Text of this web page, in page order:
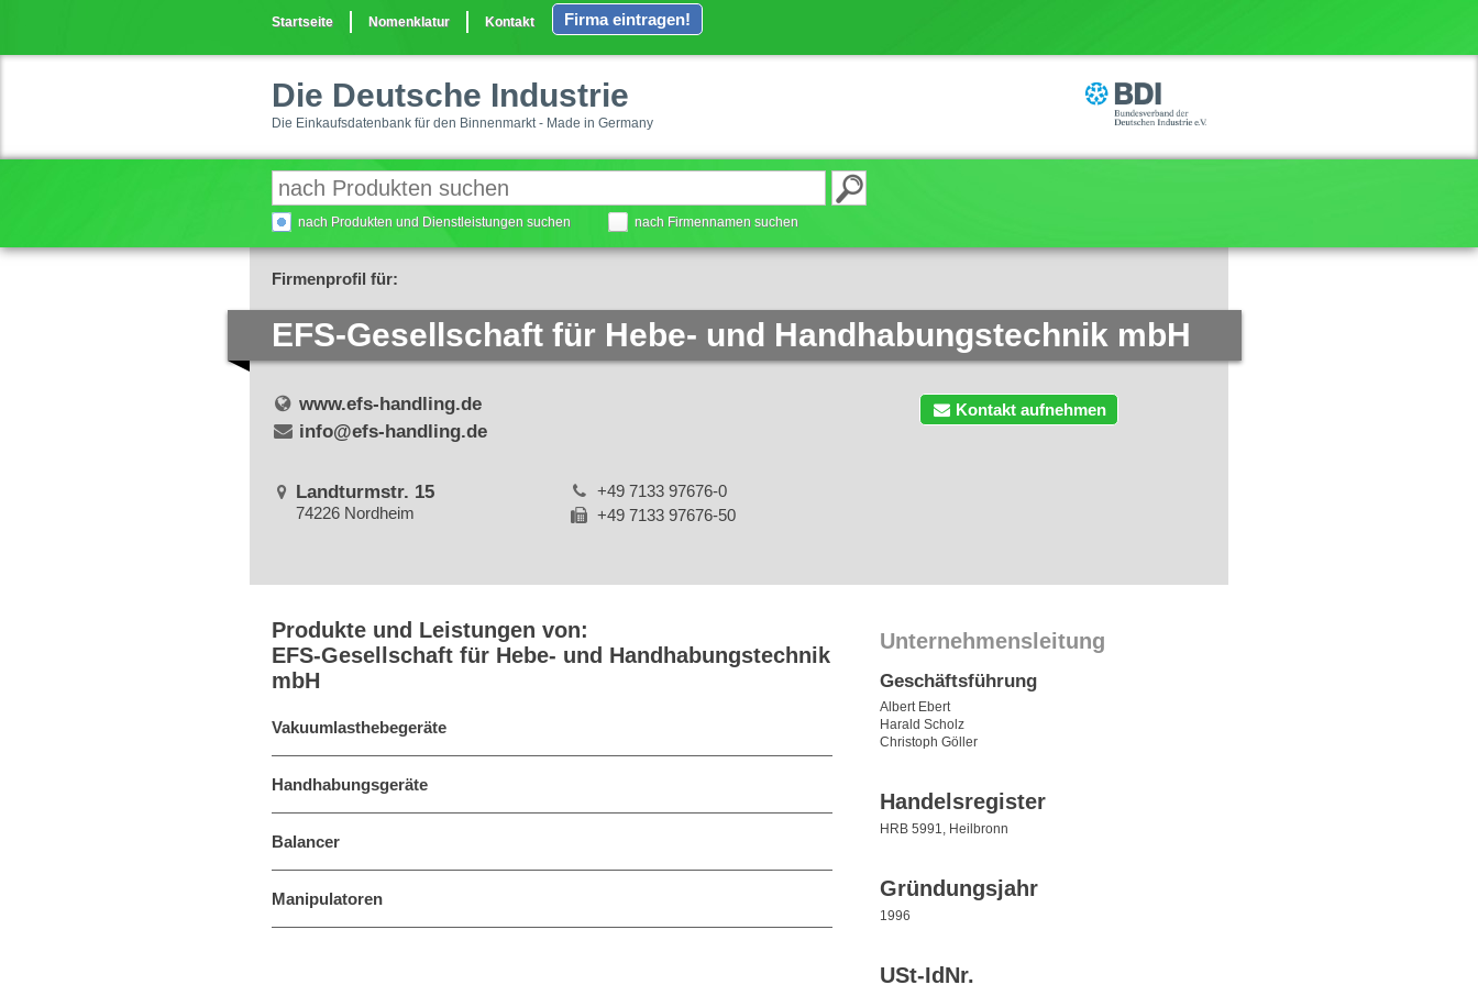
Startseite Nomenklatur Kontakt Firma eintragen!
Die Deutsche Industrie
Die Einkaufsdatenbank für den Binnenmarkt - Made in Germany
nach Produkten und Dienstleistungen suchen nach Firmennamen suchen
Firmenprofil für:
EFS-Gesellschaft für Hebe- und Handhabungstechnik mbH
Kontakt aufnehmen
www.efs-handling.de
info@efs-handling.de
Landturmstr. 15
74226 Nordheim
+49 7133 97676-0
+49 7133 97676-50
Produkte und Leistungen von:
EFS-Gesellschaft für Hebe- und Handhabungstechnik
mbH
Vakuumlasthebegeräte
Handhabungsgeräte
Balancer
Manipulatoren
Unternehmensleitung
Geschäftsführung
Albert Ebert
Harald Scholz
Christoph Göller
Handelsregister
HRB 5991, Heilbronn
Gründungsjahr
1996
USt-IdNr.